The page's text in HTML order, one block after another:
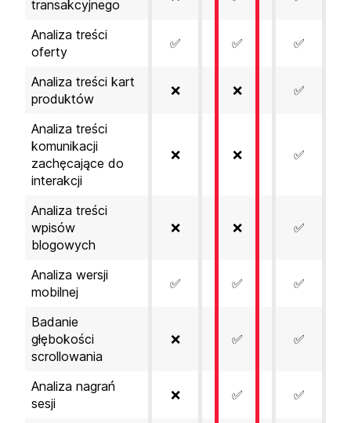
transakcyjnego
Analiza treści
oferty
✅ ✅ ✅
Analiza treści kart
produktów
❌ ❌ ✅
Analiza treści
komunikacji
zachęcające do
interakcji
❌ ❌ ✅
Analiza treści
wpisów
blogowych
❌ ❌ ✅
Analiza wersji
mobilnej
✅ ✅ ✅
Badanie
głębokości
scrollowania
❌ ✅ ✅
Analiza nagrań
sesji
❌ ✅ ✅